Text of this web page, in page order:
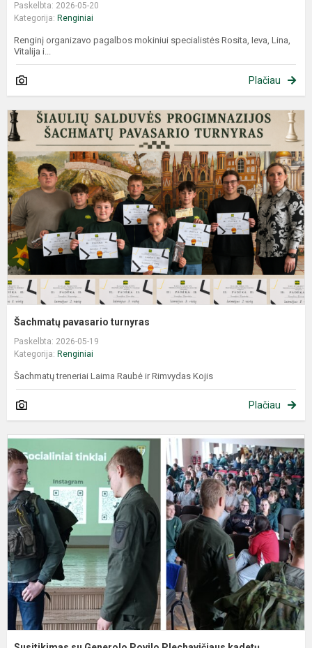
Paskelbta: 2026-05-20
Kategorija: Renginiai
Renginį organizavo pagalbos mokiniui specialistės Rosita, Ieva, Lina,
Vitalija i...
Plačiau
Šachmatų pavasario turnyras
Paskelbta: 2026-05-19
Kategorija: Renginiai
Šachmatų treneriai Laima Raubė ir Rimvydas Kojis
Plačiau